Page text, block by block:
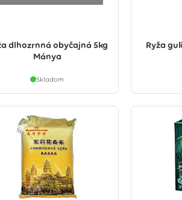
dlhozrnná obyčajná 5kg
Mánya
Skladom
Ryža